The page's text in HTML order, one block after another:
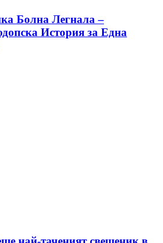
Болна Легнала –
История за Една